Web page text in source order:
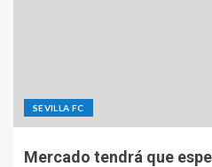
SEVILLA FC
Mercado tendrá que